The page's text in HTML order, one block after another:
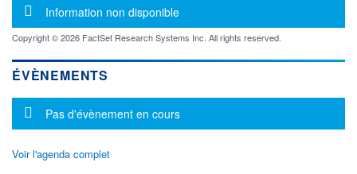
Message d'information
Information non disponible
Copyright © 2026 FactSet Research Systems Inc. All rights reserved.
ÉVÈNEMENTS
Message d'information
Pas d'évènement en cours
Voir l'agenda complet